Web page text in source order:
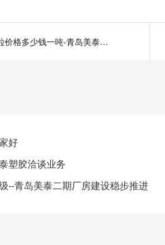
PP塑料颗粒价格多少钱一吨-青岛美泰塑胶
好
塑胶洽谈业务
--青岛美泰二期厂房建设稳步推进